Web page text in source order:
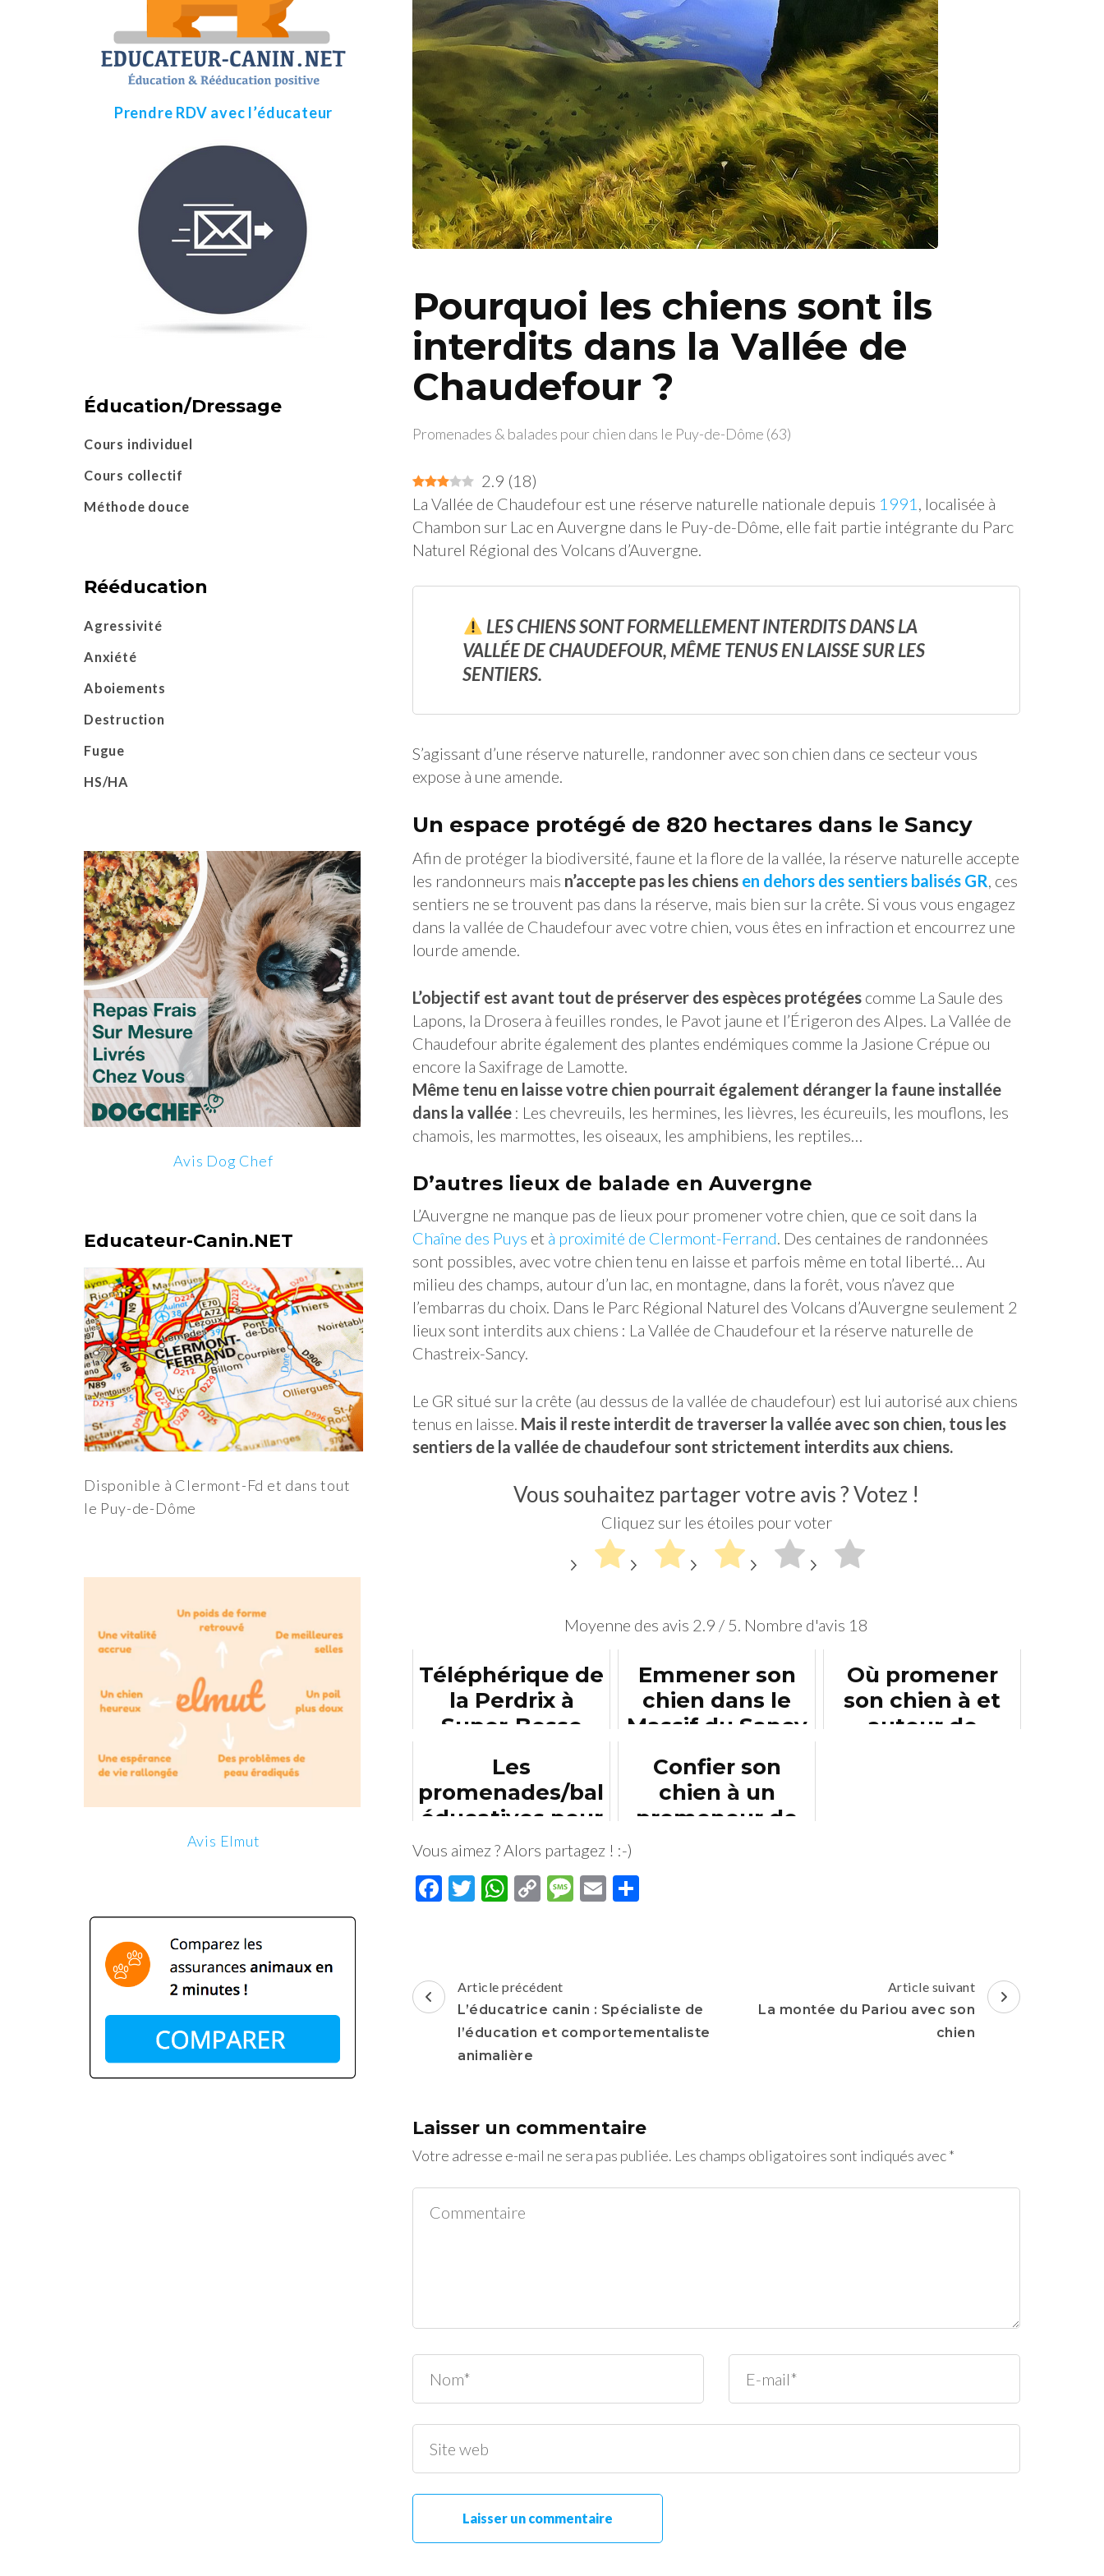
Pourquoi les chiens sont ils
interdits dans la Vallée de
Chaudefour ?
Promenades & balades pour chien dans le Puy-de-Dôme (63)
2.9 (18)
La Vallée de Chaudefour est une réserve naturelle nationale depuis 1991
, localisée à
Chambon sur Lac en Auvergne dans le Puy-de-Dôme, elle fait partie intégrante du Parc
Naturel Régional des Volcans d’Auvergne.
LES CHIENS SONT FORMELLEMENT INTERDITS DANS LA
VALLÉE DE CHAUDEFOUR, MÊME TENUS EN LAISSE SUR LES
SENTIERS.
S’agissant d’une réserve naturelle, randonner avec son chien dans ce secteur vous
expose à une amende.
Un espace protégé de 820 hectares dans le Sancy
Afin de protéger la biodiversité, faune et la flore de la vallée, la réserve naturelle accepte
les randonneurs mais n’accepte pas les chiens en dehors des sentiers balisés GR , ces
sentiers ne se trouvent pas dans la réserve, mais bien sur la crête. Si vous vous engagez
dans la vallée de Chaudefour avec votre chien, vous êtes en infraction et encourrez une
lourde amende.
L’objectif est avant tout de préserver des espèces protégées comme La Saule des
Lapons, la Drosera à feuilles rondes, le Pavot jaune et l’Érigeron des Alpes. La Vallée de
Chaudefour abrite également des plantes endémiques comme la Jasione Crépue ou
encore la Saxifrage de Lamotte.
Même tenu en laisse votre chien pourrait également déranger la faune installée
dans la vallée : Les chevreuils, les hermines, les lièvres, les écureuils, les mouflons, les
chamois, les marmottes, les oiseaux, les amphibiens, les reptiles…
D’autres lieux de balade en Auvergne
L’Auvergne ne manque pas de lieux pour promener votre chien, que ce soit dans la
Chaîne des Puys et à proximité de Clermont-Ferrand . Des centaines de randonnées
sont possibles, avec votre chien tenu en laisse et parfois même en total liberté… Au
milieu des champs, autour d’un lac, en montagne, dans la forêt, vous n’avez que
l’embarras du choix. Dans le Parc Régional Naturel des Volcans d’Auvergne seulement 2
lieux sont interdits aux chiens : La Vallée de Chaudefour et la réserve naturelle de
Chastreix-Sancy.
Le GR situé sur la crête (au dessus de la vallée de chaudefour) est lui autorisé aux chiens
tenus en laisse. Mais il reste interdit de traverser la vallée avec son chien, tous les
sentiers de la vallée de chaudefour sont strictement interdits aux chiens.
Vous souhaitez partager votre avis ? Votez !
Cliquez sur les étoiles pour voter
Moyenne des avis 2.9 / 5. Nombre d'avis 18
Téléphérique de
la Perdrix à
Super-Besse
Emmener son
chien dans le
Massif du Sancy
Où promener
son chien à et
autour de
Les
promenades/balades
éducatives pour
votre chien
Confier son
chien à un
promeneur de
chien(s) dans le
Vous aimez ? Alors partagez ! :-)
Facebook
Twitter
WhatsApp
CopyMessage
Email
Navigation
d'article
Article précédent
L’éducatrice canin : Spécialiste de
l’éducation et comportementaliste
animalière
Article suivant
La montée du Pariou avec son
chien
Laisser un commentaire
Votre adresse e-mail ne sera pas publiée. Les champs obligatoires sont indiqués avec*
Prendre RDV avec l’éducateur
Éducation/Dressage
Cours individuel
Cours collectif
Méthode douce
Rééducation
Agressivité
Anxiété
Aboiements
Destruction
Fugue
HS/HA
Avis Dog Chef
Educateur-Canin.NET
Disponible à Clermont-Fd et dans tout
le Puy-de-Dôme
Avis Elmut